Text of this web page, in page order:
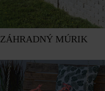
ZÁHRADNÝ MÚRIK